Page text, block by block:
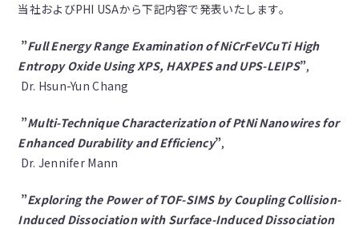
当社およびPHI USAから下記内容で発表いたします。
”Full Energy Range Examination of NiCrFeVCuTi High
Entropy Oxide Using XPS, HAXPES and UPS-LEIPS”,
Dr. Hsun-Yun Chang
”Multi-Technique Characterization of PtNi Nanowires for
Enhanced Durability and Efficiency”,
Dr. Jennifer Mann
”Exploring the Power of TOF-SIMS by Coupling Collision-
Induced Dissociation with Surface-Induced Dissociation